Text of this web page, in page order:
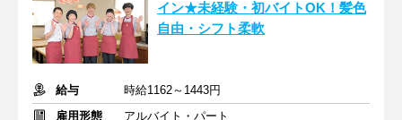
イン★未経験・初バイトOK！髪色
自由・シフト柔軟
給与
時給1162～1443円
雇用形態
アルバイト・パート